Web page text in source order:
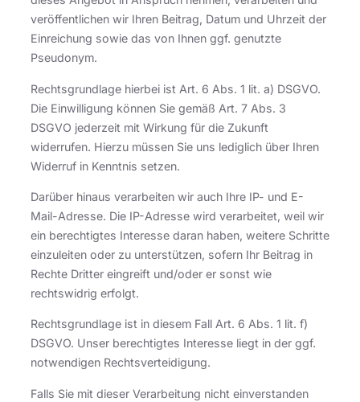
veröffentlichen wir Ihren Beitrag, Datum und Uhrzeit der
Einreichung sowie das von Ihnen ggf. genutzte
Pseudonym.
Rechtsgrundlage hierbei ist Art. 6 Abs. 1 lit. a) DSGVO.
Die Einwilligung können Sie gemäß Art. 7 Abs. 3
DSGVO jederzeit mit Wirkung für die Zukunft
widerrufen. Hierzu müssen Sie uns lediglich über Ihren
Widerruf in Kenntnis setzen.
Darüber hinaus verarbeiten wir auch Ihre IP- und E-
Mail-Adresse. Die IP-Adresse wird verarbeitet, weil wir
ein berechtigtes Interesse daran haben, weitere Schritte
einzuleiten oder zu unterstützen, sofern Ihr Beitrag in
Rechte Dritter eingreift und/oder er sonst wie
rechtswidrig erfolgt.
Rechtsgrundlage ist in diesem Fall Art. 6 Abs. 1 lit. f)
DSGVO. Unser berechtigtes Interesse liegt in der ggf.
notwendigen Rechtsverteidigung.
Falls Sie mit dieser Verarbeitung nicht einverstanden